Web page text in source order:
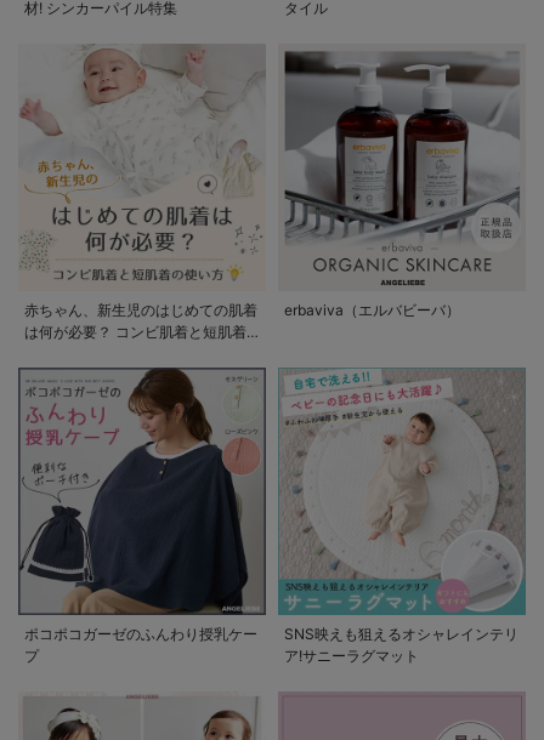
材! シンカーパイル特集 タイル
赤ちゃん、新生児のはじめての肌着
は何が必要？ コンビ肌着と短肌着
erbaviva（エルバビーバ）
ポコポコガーゼのふんわり授乳ケー
プ
SNS映えも狙えるオシャレインテリ
ア!サニーラグマット